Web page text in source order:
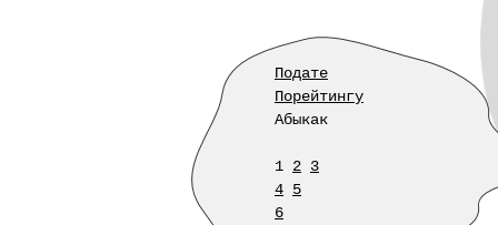
Подате
Порейтингу
Абыкак
1 2 3
4 5
6